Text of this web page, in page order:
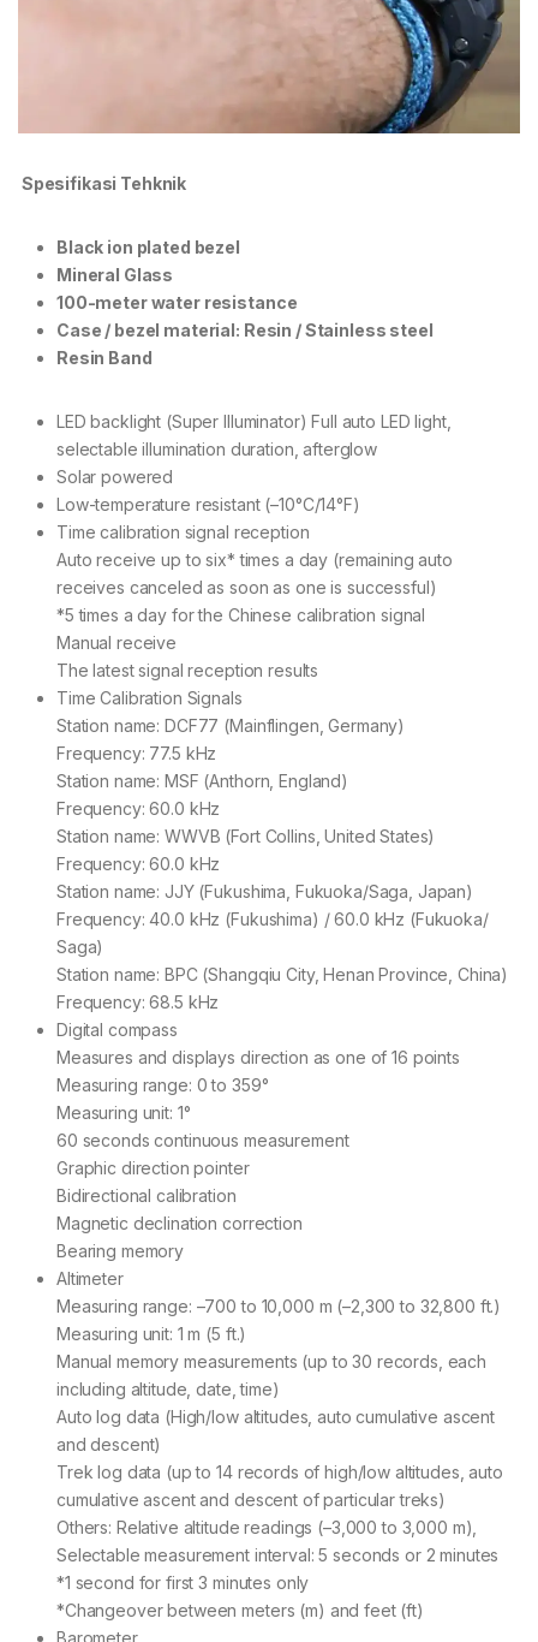
Spesifikasi Tehknik
Black ion plated bezel
Mineral Glass
100-meter water resistance
Case / bezel material: Resin / Stainless steel
Resin Band
LED backlight (Super Illuminator) Full auto LED light,
selectable illumination duration, afterglow
Solar powered
Low-temperature resistant (–10°C/14°F)
Time calibration signal reception
Auto receive up to six* times a day (remaining auto
receives canceled as soon as one is successful)
*5 times a day for the Chinese calibration signal
Manual receive
The latest signal reception results
Time Calibration Signals
Station name: DCF77 (Mainflingen, Germany)
Frequency: 77.5 kHz
Station name: MSF (Anthorn, England)
Frequency: 60.0 kHz
Station name: WWVB (Fort Collins, United States)
Frequency: 60.0 kHz
Station name: JJY (Fukushima, Fukuoka/Saga, Japan)
Frequency: 40.0 kHz (Fukushima) / 60.0 kHz (Fukuoka/
Saga)
Station name: BPC (Shangqiu City, Henan Province, China)
Frequency: 68.5 kHz
Digital compass
Measures and displays direction as one of 16 points
Measuring range: 0 to 359°
Measuring unit: 1°
60 seconds continuous measurement
Graphic direction pointer
Bidirectional calibration
Magnetic declination correction
Bearing memory
Altimeter
Measuring range: –700 to 10,000 m (–2,300 to 32,800 ft.)
Measuring unit: 1 m (5 ft.)
Manual memory measurements (up to 30 records, each
including altitude, date, time)
Auto log data (High/low altitudes, auto cumulative ascent
and descent)
Trek log data (up to 14 records of high/low altitudes, auto
cumulative ascent and descent of particular treks)
Others: Relative altitude readings (–3,000 to 3,000 m),
Selectable measurement interval: 5 seconds or 2 minutes
*1 second for first 3 minutes only
*Changeover between meters (m) and feet (ft)
Barometer